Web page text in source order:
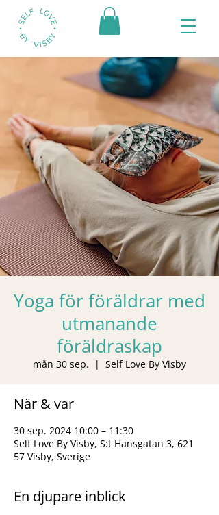
Yoga för föräldrar med
utmanande
föräldraskap
mån 30 sep.
  |
Self Love By Visby
När & var
30 sep. 2024 10:00 – 11:30
Self Love By Visby, S:t Hansgatan 3, 621
57 Visby, Sverige
En djupare inblick